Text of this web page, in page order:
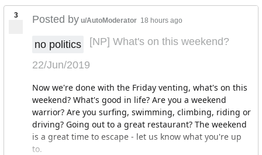
3 Posted by u/AutoModerator 18 hours ago
no politics
[NP] What's on this weekend?
22/Jun/2019
Now we're done with the Friday venting, what's on this
weekend? What's good in life? Are you a weekend
warrior? Are you surfing, swimming, climbing, riding or
driving? Going out to a great restaurant? The weekend
is a great time to escape - let us know what you're up
to.